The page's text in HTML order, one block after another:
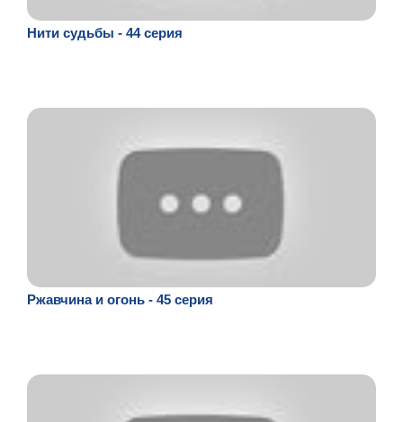
Нити судьбы - 44 серия
Ржавчина и огонь - 45 серия